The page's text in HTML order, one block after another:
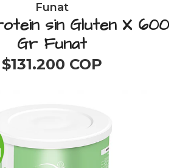
Funat
sin Gluten X 600
Gr Funat
$131.200 COP